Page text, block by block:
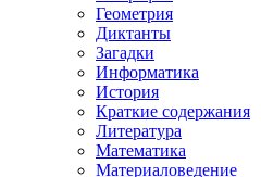
Геометрия
Диктанты
Загадки
Информатика
История
Краткие содержания
Литература
Математика
Материаловедение